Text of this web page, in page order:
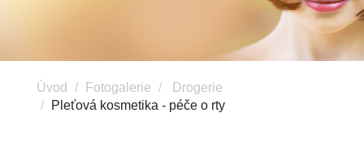
Úvod Fotogalerie
Drogerie
Pleťová kosmetika - péče o rty